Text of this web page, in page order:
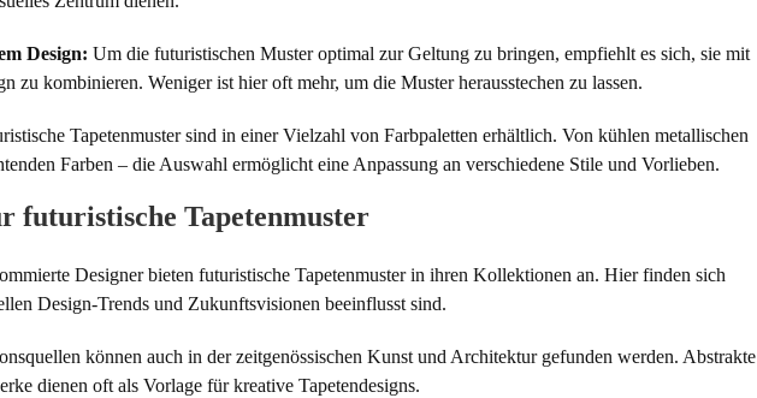
Design: Um die futuristischen Muster optimal zur Geltung zu bringen, empfiehlt es sich, sie mit
zu kombinieren. Weniger ist hier oft mehr, um die Muster herausstechen zu lassen.
Tapetenmuster sind in einer Vielzahl von Farbpaletten erhältlich. Von kühlen metallischen
Farben – die Auswahl ermöglicht eine Anpassung an verschiedene Stile und Vorlieben.
futuristische Tapetenmuster
Designer bieten futuristische Tapetenmuster in ihren Kollektionen an. Hier finden sich
Design-Trends und Zukunftsvisionen beeinflusst sind.
können auch in der zeitgenössischen Kunst und Architektur gefunden werden. Abstrakte
dienen oft als Vorlage für kreative Tapetendesigns.